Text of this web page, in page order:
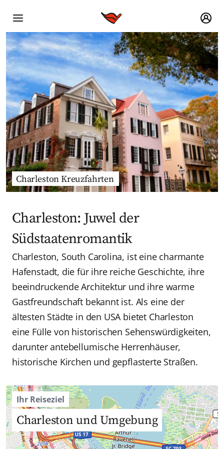
Charleston Kreuzfahrten
Charleston: Juwel der
Südstaatenromantik
Charleston, South Carolina, ist eine charmante
Hafenstadt, die für ihre reiche Geschichte, ihre
beeindruckende Architektur und ihre warme
Gastfreundschaft bekannt ist. Als eine der
ältesten Städte in den USA bietet Charleston
eine Fülle von historischen Sehenswürdigkeiten,
darunter antebellumische Herrenhäuser,
historische Kirchen und gepflasterte Straßen.
Ihr Reiseziel
Charleston und Umgebung